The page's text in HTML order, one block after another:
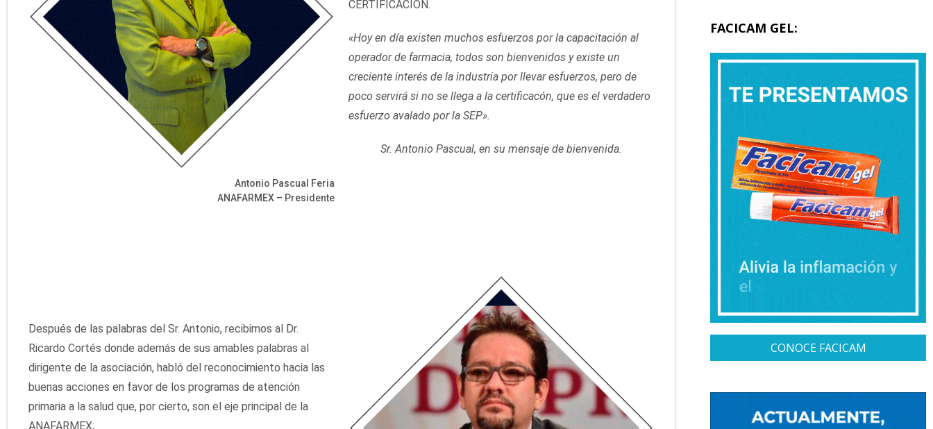
Antonio Pascual Feria
ANAFARMEX – Presidente
CERTIFICACIÓN.
«Hoy en día existen muchos esfuerzos por la capacitación al
operador de farmacia, todos son bienvenidos y existe un
creciente interés de la industria por llevar esfuerzos, pero de
poco servirá si no se llega a la certificacón, que es el verdadero
esfuerzo avalado por la SEP».
Sr. Antonio Pascual, en su mensaje de bienvenida.
Después de las palabras del Sr. Antonio, recibimos al Dr.
Ricardo Cortés donde además de sus amables palabras al
dirigente de la asociación, habló del reconocimiento hacia las
buenas acciones en favor de los programas de atención
primaria a la salud que, por cierto, son el eje principal de la
ANAFARMEX;
FACICAM GEL:
CONOCE FACICAM